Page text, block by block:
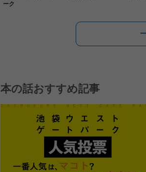
ーク
本の話おすすめ記事